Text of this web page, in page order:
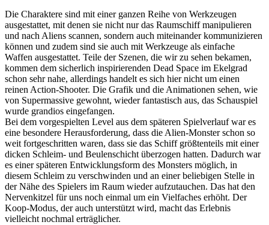
Die Charaktere sind mit einer ganzen Reihe von Werkzeugen
ausgestattet, mit denen sie nicht nur das Raumschiff manipulieren
und nach Aliens scannen, sondern auch miteinander kommunizieren
können und zudem sind sie auch mit Werkzeuge als einfache
Waffen ausgestattet. Teile der Szenen, die wir zu sehen bekamen,
kommen dem sicherlich inspirierenden Dead Space im Ekelgrad
schon sehr nahe, allerdings handelt es sich hier nicht um einen
reinen Action-Shooter. Die Grafik und die Animationen sehen, wie
von Supermassive gewohnt, wieder fantastisch aus, das Schauspiel
wurde grandios eingefangen.
Bei dem vorgespielten Level aus dem späteren Spielverlauf war es
eine besondere Herausforderung, dass die Alien-Monster schon so
weit fortgeschritten waren, dass sie das Schiff größtenteils mit einer
dicken Schleim- und Beulenschicht überzogen hatten. Dadurch war
es einer späteren Entwicklungsform des Monsters möglich, in
diesem Schleim zu verschwinden und an einer beliebigen Stelle in
der Nähe des Spielers im Raum wieder aufzutauchen. Das hat den
Nervenkitzel für uns noch einmal um ein Vielfaches erhöht. Der
Koop-Modus, der auch unterstützt wird, macht das Erlebnis
vielleicht nochmal erträglicher.